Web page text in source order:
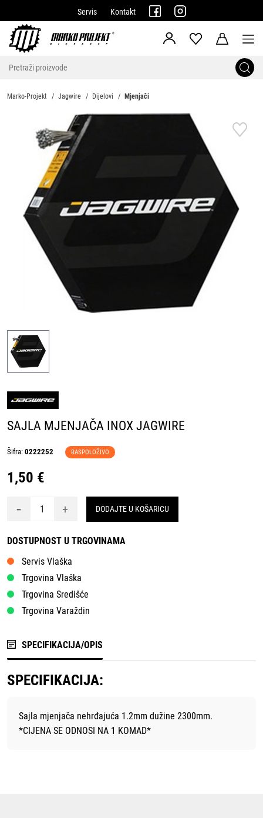
Servis Kontakt
Marko-Projekt Jagwire Dijelovi Mjenjači
SAJLA MJENJAČA INOX JAGWIRE
Šifra: 0222252 RASPOLOŽIVO
1,50 €
- + DODAJTE U KOŠARICU
DOSTUPNOST U TRGOVINAMA
Servis Vlaška
Trgovina Vlaška
Trgovina Središće
Trgovina Varaždin
SPECIFIKACIJA/OPIS
SPECIFIKACIJA:
Sajla mjenjača nehrđajuća 1.2mm dužine 2300mm.
*CIJENA SE ODNOSI NA 1 KOMAD*